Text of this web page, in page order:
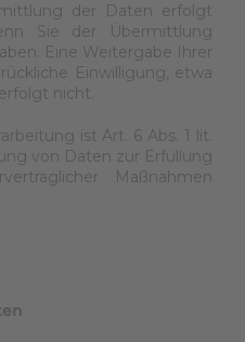
der Daten erfolgt
Sie der Übermittlung
Eine Weitergabe Ihrer
Einwilligung, etwa
nicht.
ist Art. 6 Abs. 1 lit.
von Daten zur Erfüllung
Maßnahmen